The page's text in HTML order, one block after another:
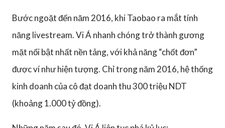
Bước ngoặt đến năm 2016, khi Taobao ra mắt tính
năng livestream. Vi Á nhanh chóng trở thành gương
mặt nổi bật nhất nền tảng, với khả năng “chốt đơn”
được ví như hiện tượng. Chỉ trong năm 2016, hệ thống
kinh doanh của cô đạt doanh thu 300 triệu NDT
(khoảng 1.000 tỷ đồng).